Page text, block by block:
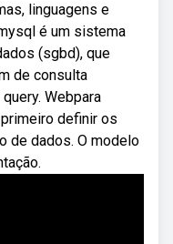
linguagens e
é um sistema
(sgbd), que
de consulta
Webpara
definir os
de dados. O modelo